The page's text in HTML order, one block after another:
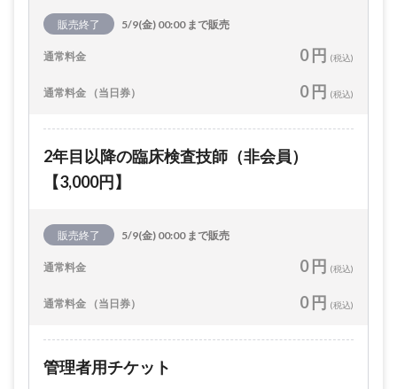
販売終了 5/9(金) 00:00 まで販売
通常料金 0 円 (税込)
通常料金 （当日券） 0 円 (税込)
2年目以降の臨床検査技師（非会員）
【3,000円】
販売終了 5/9(金) 00:00 まで販売
通常料金 0 円 (税込)
通常料金 （当日券） 0 円 (税込)
管理者用チケット